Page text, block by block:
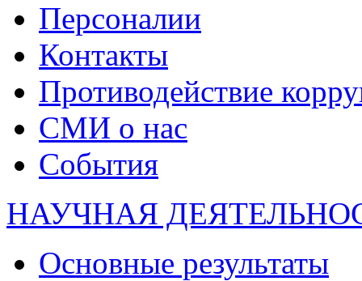
Персоналии
Контакты
Противодействие
СМИ о нас
События
НАУЧНАЯ
Основные результаты